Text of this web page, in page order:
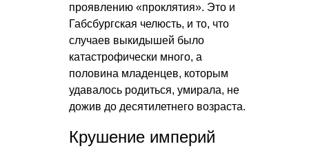
проявлению «проклятия». Это и
Габсбургская челюсть, и то, что
случаев выкидышей было
катастрофически много, а
половина младенцев, которым
удавалось родиться, умирала, не
дожив до десятилетнего возраста.
Крушение империй